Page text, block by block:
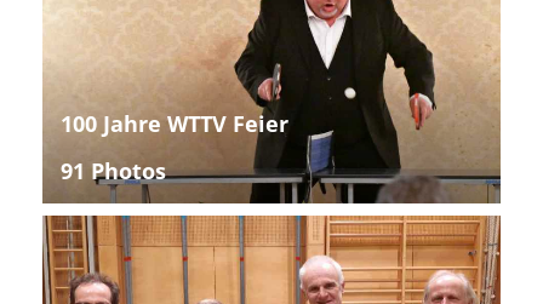
100 Jahre WTTV Feier
91 Photos